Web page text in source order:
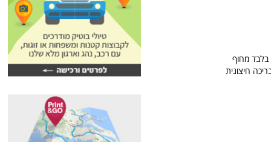
שוכן בין גנים יפיפיים המשתרעים על פני מספר דונמים, במרחק של 500 מ' בלבד מחוף
חיצונית